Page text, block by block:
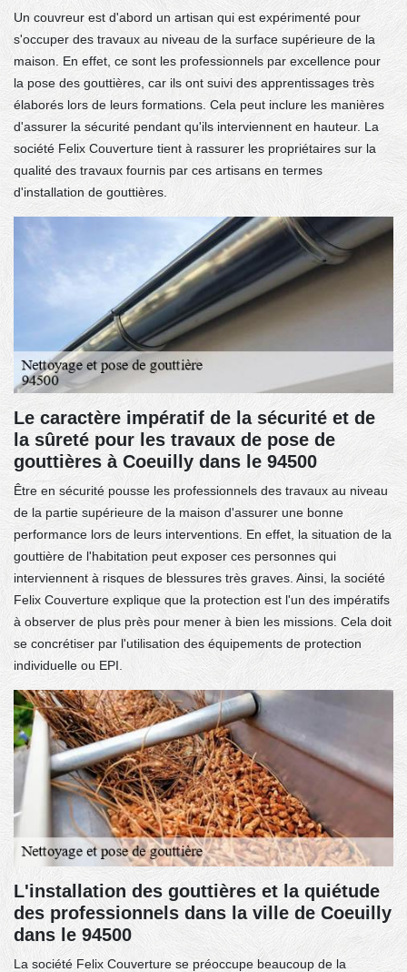
Un couvreur est d'abord un artisan qui est expérimenté pour
s'occuper des travaux au niveau de la surface supérieure de la
maison. En effet, ce sont les professionnels par excellence pour
la pose des gouttières, car ils ont suivi des apprentissages très
élaborés lors de leurs formations. Cela peut inclure les manières
d'assurer la sécurité pendant qu'ils interviennent en hauteur. La
société Felix Couverture tient à rassurer les propriétaires sur la
qualité des travaux fournis par ces artisans en termes
d'installation de gouttières.
Le caractère impératif de la sécurité et de
la sûreté pour les travaux de pose de
gouttières à Coeuilly dans le 94500
Être en sécurité pousse les professionnels des travaux au niveau
de la partie supérieure de la maison d'assurer une bonne
performance lors de leurs interventions. En effet, la situation de la
gouttière de l'habitation peut exposer ces personnes qui
interviennent à risques de blessures très graves. Ainsi, la société
Felix Couverture explique que la protection est l'un des impératifs
à observer de plus près pour mener à bien les missions. Cela doit
se concrétiser par l'utilisation des équipements de protection
individuelle ou EPI.
L'installation des gouttières et la quiétude
des professionnels dans la ville de Coeuilly
dans le 94500
La société Felix Couverture se préoccupe beaucoup de la